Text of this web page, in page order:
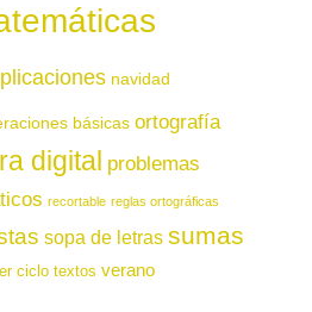
navidad
básicas ortografía
digital problemas
recortable reglas ortográficas
sopa de letras sumas
ciclo textos verano